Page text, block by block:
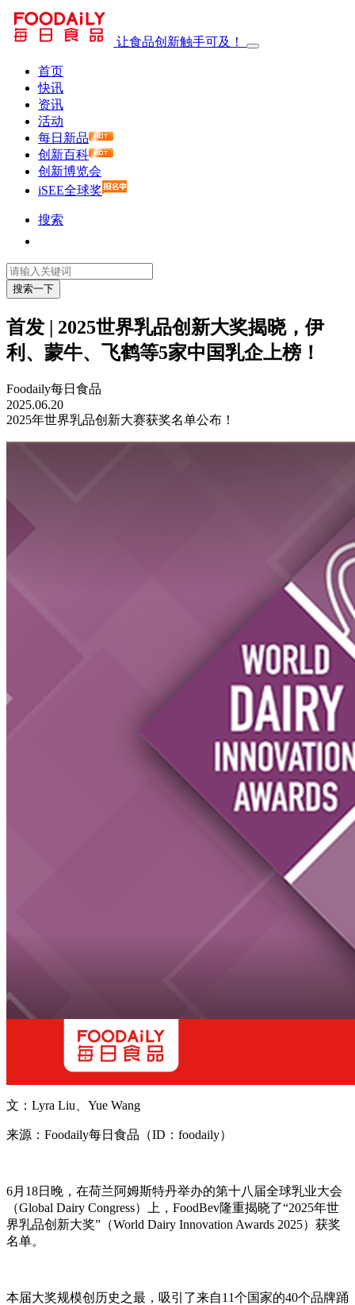
让食品创新触手可及！
首页
快讯
资讯
活动
每日新品
创新百科
创新博览会
iSEE全球奖
搜索
搜索一下
首发 | 2025世界乳品创新大奖揭晓，伊
利、蒙牛、飞鹤等5家中国乳企上榜！
Foodaily每日食品
2025.06.20
2025年世界乳品创新大赛获奖名单公布！
文：Lyra Liu、Yue Wang
来源：Foodaily每日食品（ID：foodaily）
6月18日晚，在荷兰阿姆斯特丹举办的第十八届全球乳业大会
（Global Dairy Congress）上，FoodBev隆重揭晓了“2025年世
界乳品创新大奖”（World Dairy Innovation Awards 2025）获奖
名单。
本届大奖规模创历史之最，吸引了来自11个国家的40个品牌踊